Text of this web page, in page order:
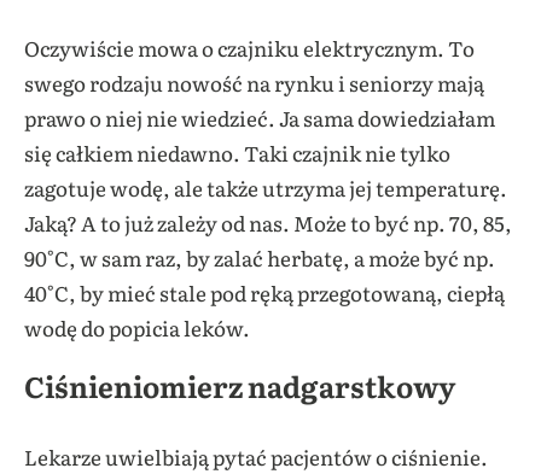
Oczywiście mowa o czajniku elektrycznym. To
swego rodzaju nowość na rynku i seniorzy mają
prawo o niej nie wiedzieć. Ja sama dowiedziałam
się całkiem niedawno. Taki czajnik nie tylko
zagotuje wodę, ale także utrzyma jej temperaturę.
Jaką? A to już zależy od nas. Może to być np. 70, 85,
90°C, w sam raz, by zalać herbatę, a może być np.
40°C, by mieć stale pod ręką przegotowaną, ciepłą
wodę do popicia leków.
Ciśnieniomierz nadgarstkowy
Lekarze uwielbiają pytać pacjentów o ciśnienie.